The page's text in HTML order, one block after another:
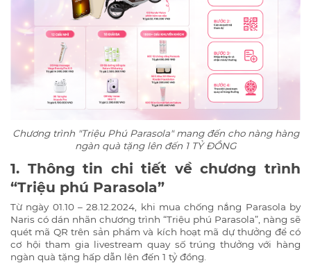
Chương trình "Triệu Phú Parasola" mang đến cho nàng hàng
ngàn quà tặng lên đến 1 TỶ ĐỒNG
1. Thông tin chi tiết về chương trình
“Triệu phú Parasola”
Từ ngày 01.10 – 28.12.2024, khi mua chống nắng Parasola by
Naris có dán nhãn chương trình “Triệu phú Parasola”, nàng sẽ
quét mã QR trên sản phẩm và kích hoạt mã dự thưởng để có
cơ hội tham gia livestream quay số trúng thưởng với hàng
ngàn quà tặng hấp dẫn lên đến 1 tỷ đồng.